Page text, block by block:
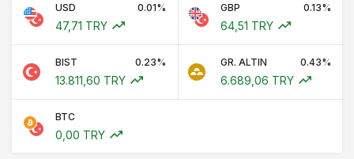
USD 0.01%
47,71 TRY
GBP 0.13%
64,51 TRY
BIST 0.23%
13.811,60 TRY
GR. ALTIN 0.43%
6.689,06 TRY
BTC
0,00 TRY